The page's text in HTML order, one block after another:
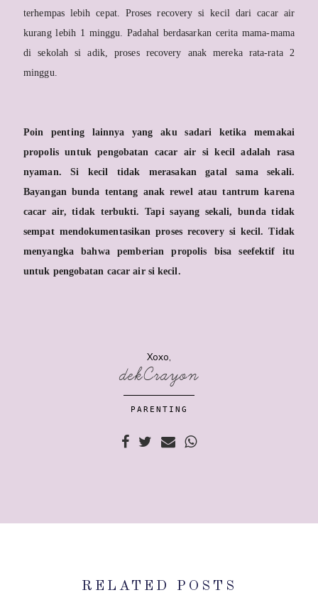
terhempas lebih cepat. Proses recovery si kecil dari cacar air
kurang lebih 1 minggu. Padahal berdasarkan cerita mama-mama
di sekolah si adik, proses recovery anak mereka rata-rata 2
minggu.
Poin penting lainnya yang aku sadari ketika memakai
propolis untuk pengobatan cacar air si kecil adalah rasa
nyaman. Si kecil tidak merasakan gatal sama sekali.
Bayangan bunda tentang anak rewel atau tantrum karena
cacar air, tidak terbukti. Tapi sayang sekali, bunda tidak
sempat mendokumentasikan proses recovery si kecil. Tidak
menyangka bahwa pemberian propolis bisa seefektif itu
untuk pengobatan cacar air si kecil.
Xoxo,
dekCrayon
PARENTING
RELATED POSTS